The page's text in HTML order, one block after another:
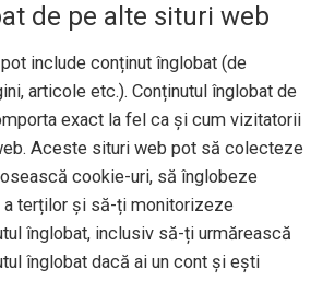
de pe alte situri web
include conținut înglobat (de
articole etc.). Conținutul înglobat de
exact la fel ca și cum vizitatorii
Aceste situri web pot să colecteze
cookie-uri, să înglobeze
a terților și să-ți monitorizeze
înglobat, inclusiv să-ți urmărească
înglobat dacă ai un cont și ești